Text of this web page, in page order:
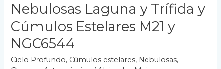
Nebulosas Laguna y Trífida y
Cúmulos Estelares M21 y
NGC6544
Cielo Profundo, Cúmulos estelares, Nebulosas,